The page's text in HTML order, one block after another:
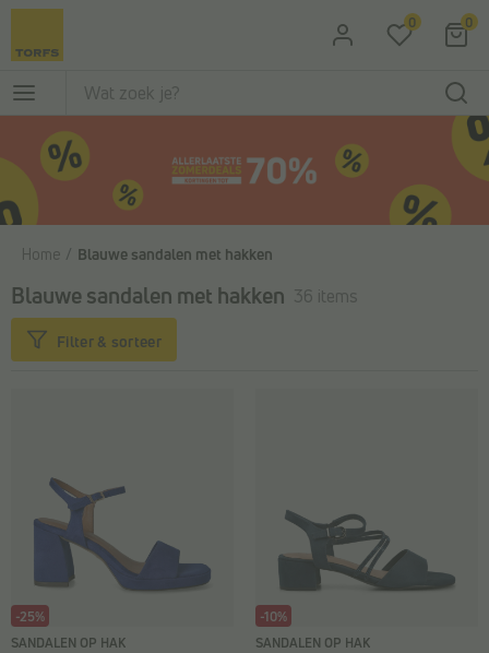
Ga naar de hoofdinhoud 0 0
Home Blauwe sandalen met hakken
Blauwe sandalen met hakken 36 items
Filter & sorteer
-25%
SANDALEN OP HAK
-10%
SANDALEN OP HAK